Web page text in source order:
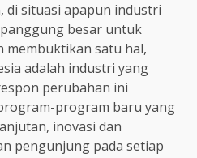
di situasi apapun industri
besar untuk
membuktikan satu hal,
adalah industri yang
perubahan ini
program baru yang
inovasi dan
pengunjung pada setiap